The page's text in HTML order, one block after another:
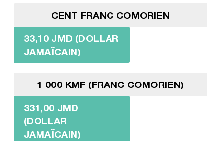
CENT FRANC COMORIEN
33,10 JMD (DOLLAR
JAMAÏCAIN)
1 000 KMF (FRANC COMORIEN)
331,00 JMD
(DOLLAR
JAMAÏCAIN)